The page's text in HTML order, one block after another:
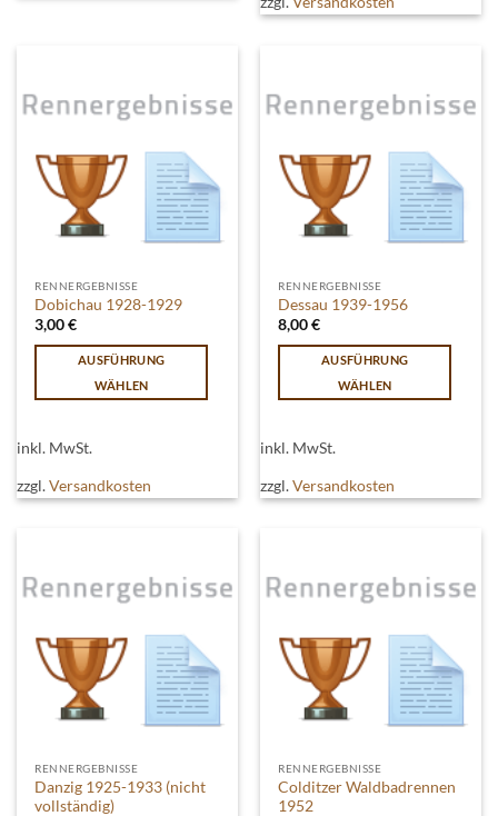
können
auf
Produktseite
gewählt
werden
Varianten
Optionen
können
der
Produktseite
gewählt
werden
RENNERGEBNISSE
Dobichau 1928-1929
3,00€
AUSFÜHRUNG
WÄHLEN
weist
mehrere
Varianten
Optionen
können
der
Produktseite
gewählt
werden
inkl. MwSt.
zzgl.Versandkosten
RENNERGEBNISSE
Dessau 1939-1956
8,00€
AUSFÜHRUNG
WÄHLEN
weist
mehrere
Varianten
Optionen
können
der
Produktseite
gewählt
werden
inkl. MwSt.
zzgl.Versandkosten
RENNERGEBNISSE
Danzig 1925-1933 (nicht
vollständig)
RENNERGEBNISSE
Colditzer Waldbadrennen
1952